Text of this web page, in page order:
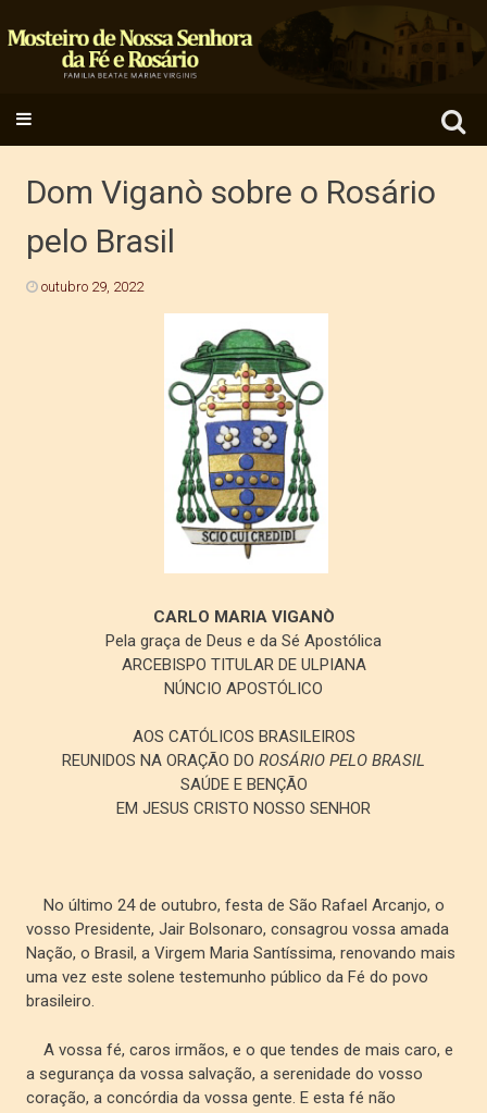
Search
for:
SKIP TO CONTENT
Dom Viganò sobre o Rosário
pelo Brasil
outubro 29, 2022
CARLO MARIA VIGANÒ
Pela graça de Deus e da Sé Apostólica
ARCEBISPO TITULAR DE ULPIANA
NÚNCIO APOSTÓLICO
AOS CATÓLICOS BRASILEIROS
REUNIDOS NA ORAÇÃO DO ROSÁRIO PELO BRASIL
SAÚDE E BENÇÃO
EM JESUS CRISTO NOSSO SENHOR
No último 24 de outubro, festa de São Rafael Arcanjo, o
vosso Presidente, Jair Bolsonaro, consagrou vossa amada
Nação, o Brasil, a Virgem Maria Santíssima, renovando mais
uma vez este solene testemunho público da Fé do povo
brasileiro.
A vossa fé, caros irmãos, e o que tendes de mais caro, e
a segurança da vossa salvação, a serenidade do vosso
coração, a concórdia da vossa gente. E esta fé não